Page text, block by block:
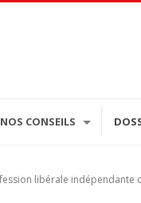
NOS CONSEILS
libérale